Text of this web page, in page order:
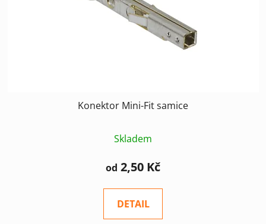
Konektor Mini-Fit samice
Skladem
od 2,50 Kč
DETAIL